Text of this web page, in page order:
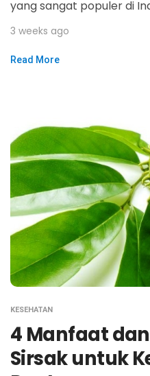
yang sangat populer di
3 weeks ago
Read More
KESEHATAN
4 Manfaat
Sirsak untuk